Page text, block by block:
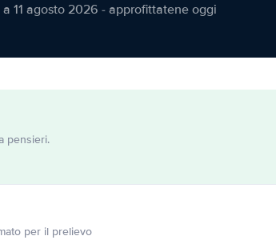
11 agosto 2026 - approfittatene oggi
pensieri.
per il prelievo